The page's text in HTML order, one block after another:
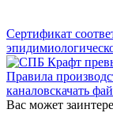
Сертификат
Правила
каналовскачать
Вас может